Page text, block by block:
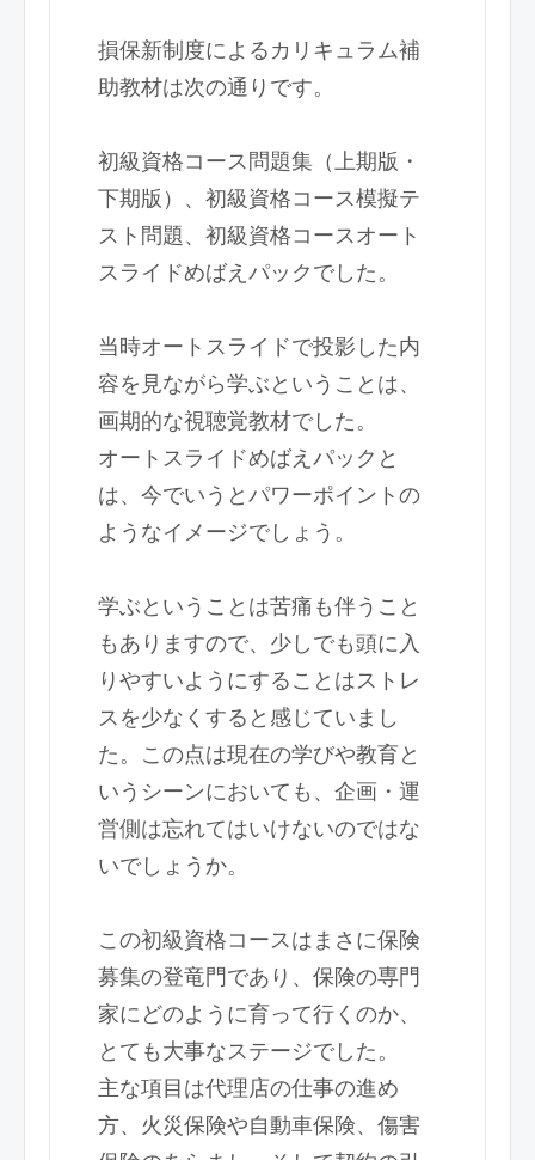
損保新制度によるカリキュラム補
助教材は次の通りです。
初級資格コース問題集（上期版・
下期版）、初級資格コース模擬テ
スト問題、初級資格コースオート
スライドめばえパックでした。
当時オートスライドで投影した内
容を見ながら学ぶということは、
画期的な視聴覚教材でした。
オートスライドめばえパックと
は、今でいうとパワーポイントの
ようなイメージでしょう。
学ぶということは苦痛も伴うこと
もありますので、少しでも頭に入
りやすいようにすることはストレ
スを少なくすると感じていまし
た。この点は現在の学びや教育と
いうシーンにおいても、企画・運
営側は忘れてはいけないのではな
いでしょうか。
この初級資格コースはまさに保険
募集の登竜門であり、保険の専門
家にどのように育って行くのか、
とても大事なステージでした。
主な項目は代理店の仕事の進め
方、火災保険や自動車保険、傷害